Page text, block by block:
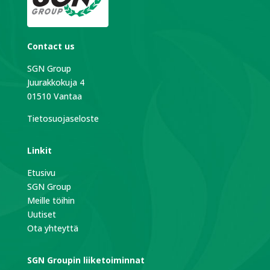
Contact us
SGN Group
Juurakkokuja 4
01510 Vantaa
Tietosuojaseloste
Linkit
Etusivu
SGN Group
Meille töihin
Uutiset
Ota yhteyttä
SGN Groupin liiketoiminnat